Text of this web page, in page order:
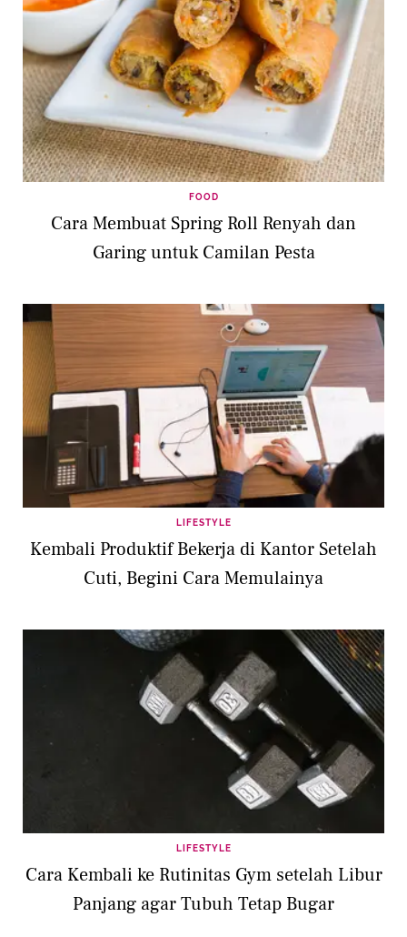
FOOD
Cara Membuat Spring Roll Renyah dan
Garing untuk Camilan Pesta
LIFESTYLE
Kembali Produktif Bekerja di Kantor Setelah
Cuti, Begini Cara Memulainya
LIFESTYLE
Cara Kembali ke Rutinitas Gym setelah Libur
Panjang agar Tubuh Tetap Bugar